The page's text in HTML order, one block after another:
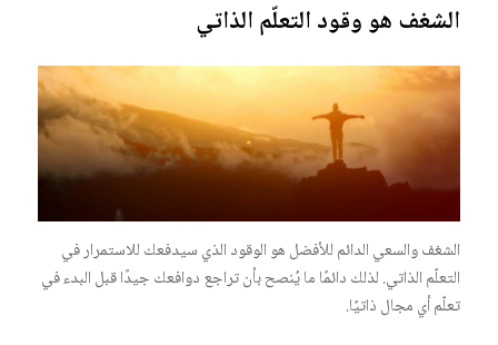
الشغف هو وقود التعلّم الذاتي
الشغف والسعي الدائم للأفضل هو الوقود الذي سيدفعك للاستمرار في
التعلّم الذاتي. لذلك دائمًا ما يُنصح بأن تراجع دوافعك جيدًا قبل البدء في
تعلّم أي مجال ذاتيًا.